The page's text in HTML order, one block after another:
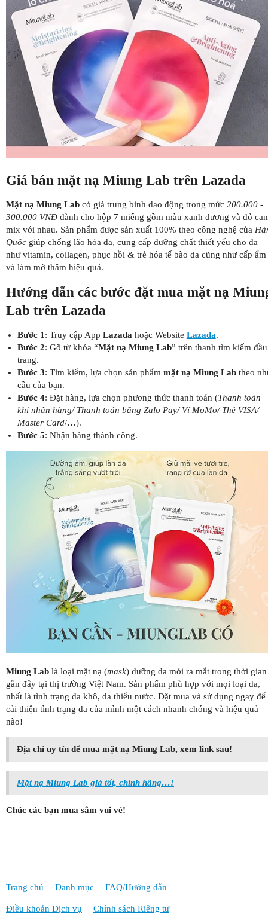
Giá bán mặt nạ Miung Lab trên Lazada
Mặt nạ Miung Lab có giá trung bình dao động trong mức 200.000 -
300.000 VNĐ dành cho hộp 7 miếng gồm màu xanh dương và đỏ
mix với nhau. Sản phẩm được sản xuất 100% theo công nghệ của
Quốc giúp chống lão hóa da, cung cấp dưỡng chất thiết yếu cho da
như vitamin, collagen, phục hồi & trẻ hóa tế bào da cũng như cấp ẩm
và làm mờ thâm hiệu quả.
Hướng dẫn các bước đặt mua mặt nạ
Lab trên Lazada
Bước 1 : Truy cập App Lazada hoặc Website Lazada.
Bước 2: Gõ từ khóa “Mặt nạ Miung Lab” trên thanh tìm kiếm đầu
trang.
Bước 3: Tìm kiếm, lựa chọn sản phẩm mặt nạ Miung Labtheo
cầu của bạn.
Bước 4: Đặt hàng, lựa chọn phương thức thanh toán (Thanh toán
khi nhận hàng/ Thanh toán bằng Zalo Pay/ Ví MoMo/ Thẻ VISA/
Master Card/…).
Bước 5: Nhận hàng thành công.
Miung Lab là loại mặt nạ (mask) dưỡng da mới ra mắt trong thời gian
gần đây tại thị trường Việt Nam. Sản phẩm phù hợp với mọi loại da,
nhất là tình trạng da khô, da thiếu nước. Đặt mua và sử dụng ngay để
cải thiện tình trạng da của mình một cách nhanh chóng và hiệu quả
nào!
Địa chỉ uy tín để mua mặt nạ Miung Lab, xem link sau!
Mặt nạ Miung Lab giá tốt, chính hãng…!
Chúc các bạn mua sắm vui vẻ!
Trang chủ Danh mục FAQ/Hướng dẫn
Điều khoản Dịch vụ Chính sách Riêng tư